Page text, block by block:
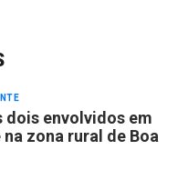
dois envolvidos em
zona rural de Boa